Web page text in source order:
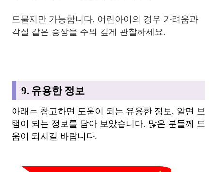
드물지만 가능합니다. 어린아이의 경우 가려움과
각질 같은 증상을 주의 깊게 관찰하세요.
9. 유용한 정보
아래는 참고하면 도움이 되는 유용한 정보, 알면 보
탬이 되는 정보를 담아 보았습니다. 많은 분들께 도
움이 되시길 바랍니다.